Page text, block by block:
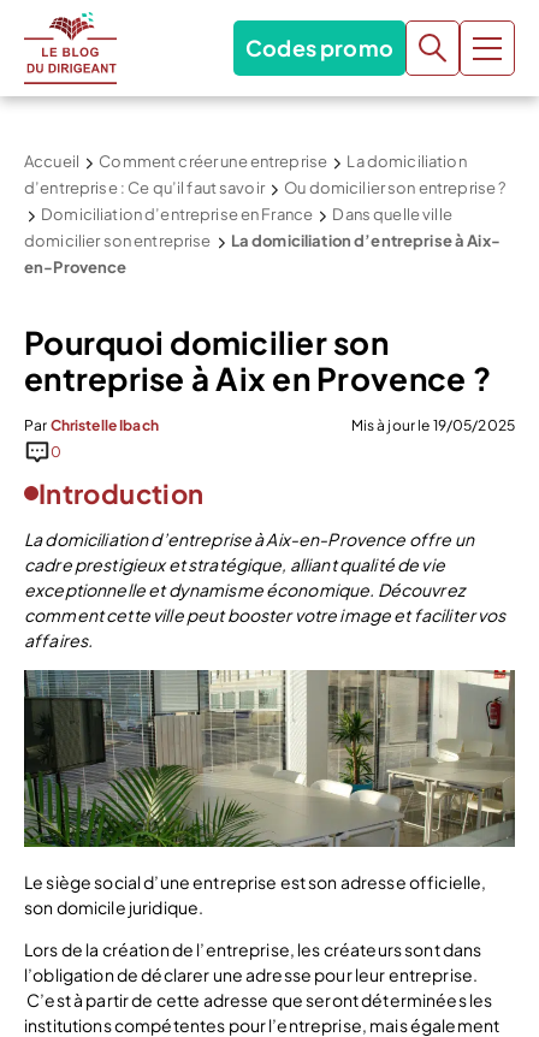
Codes promo
Accueil Comment créer une entreprise
La domiciliation
d’entreprise : Ce qu’il faut savoir
Ou domicilier son entreprise ?
Domiciliation d’entreprise en France
Dans quelle ville
domicilier son entreprise
La domiciliation d’entreprise à Aix-
en-Provence
Pourquoi domicilier son
entreprise à Aix en Provence ?
Par Christelle Ibach
Mis à jour le 19/05/2025
0
Introduction
La domiciliation d’entreprise à Aix-en-Provence offre un
cadre prestigieux et stratégique, alliant qualité de vie
exceptionnelle et dynamisme économique. Découvrez
comment cette ville peut booster votre image et faciliter vos
affaires.
Le siège social d’une entreprise est son adresse officielle,
son domicile juridique.
Lors de la création de l’entreprise, les créateurs sont dans
l’obligation de déclarer une adresse pour leur entreprise.
C’est à partir de cette adresse que seront déterminées les
institutions compétentes pour l’entreprise, mais également